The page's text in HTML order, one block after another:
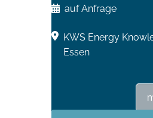
auf Anfrage
KWS Energy
Essen